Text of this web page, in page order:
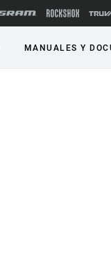
MANUALES Y